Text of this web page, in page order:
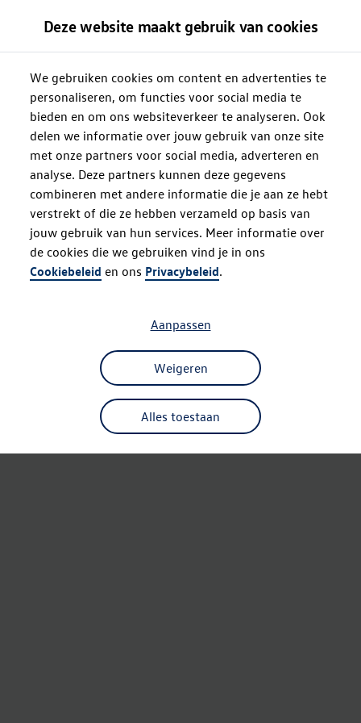
Deze website maakt gebruik van cookies
We gebruiken cookies om content en advertenties te
personaliseren, om functies voor social media te
bieden en om ons websiteverkeer te analyseren. Ook
delen we informatie over jouw gebruik van onze site
met onze partners voor social media, adverteren en
analyse. Deze partners kunnen deze gegevens
combineren met andere informatie die je aan ze hebt
verstrekt of die ze hebben verzameld op basis van
jouw gebruik van hun services. Meer informatie over
de cookies die we gebruiken vind je in ons
Cookiebeleid en ons Privacybeleid.
Alles toestaan
Weigeren
Aanpassen
Oops!
Something went wrong. Please try
refreshing the app
Refresh